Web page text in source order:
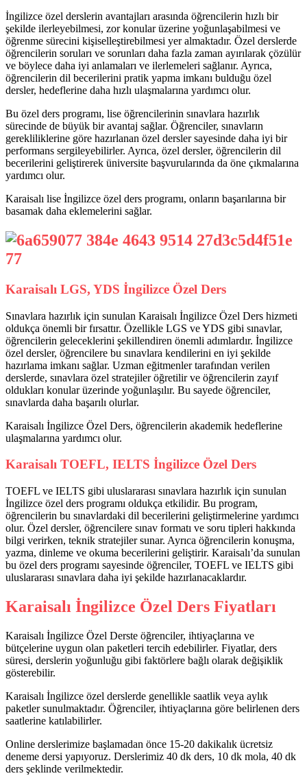
İngilizce özel derslerin avantajları arasında öğrencilerin hızlı bir
şekilde ilerleyebilmesi, zor konular üzerine yoğunlaşabilmesi ve
öğrenme sürecini kişiselleştirebilmesi yer almaktadır. Özel derslerde
öğrencilerin soruları ve sorunları daha fazla zaman ayırılarak çözülür
ve böylece daha iyi anlamaları ve ilerlemeleri sağlanır. Ayrıca,
öğrencilerin dil becerilerini pratik yapma imkanı bulduğu özel
dersler, hedeflerine daha hızlı ulaşmalarına yardımcı olur.
Bu özel ders programı, lise öğrencilerinin sınavlara hazırlık
sürecinde de büyük bir avantaj sağlar. Öğrenciler, sınavların
gerekliliklerine göre hazırlanan özel dersler sayesinde daha iyi bir
performans sergileyebilirler. Ayrıca, özel dersler, öğrencilerin dil
becerilerini geliştirerek üniversite başvurularında da öne çıkmalarına
yardımcı olur.
Karaisalı lise İngilizce özel ders programı, onların başarılarına bir
basamak daha eklemelerini sağlar.
Karaisalı LGS, YDS İngilizce Özel Ders
Sınavlara hazırlık için sunulan Karaisalı İngilizce Özel Ders hizmeti
oldukça önemli bir fırsattır. Özellikle LGS ve YDS gibi sınavlar,
öğrencilerin geleceklerini şekillendiren önemli adımlardır. İngilizce
özel dersler, öğrencilere bu sınavlara kendilerini en iyi şekilde
hazırlama imkanı sağlar. Uzman eğitmenler tarafından verilen
derslerde, sınavlara özel stratejiler öğretilir ve öğrencilerin zayıf
oldukları konular üzerinde yoğunlaşılır. Bu sayede öğrenciler,
sınavlarda daha başarılı olurlar.
Karaisalı İngilizce Özel Ders, öğrencilerin akademik hedeflerine
ulaşmalarına yardımcı olur.
Karaisalı TOEFL, IELTS İngilizce Özel Ders
TOEFL ve IELTS gibi uluslararası sınavlara hazırlık için sunulan
İngilizce özel ders programı oldukça etkilidir. Bu program,
öğrencilerin bu sınavlardaki dil becerilerini geliştirmelerine yardımcı
olur. Özel dersler, öğrencilere sınav formatı ve soru tipleri hakkında
bilgi verirken, teknik stratejiler sunar. Ayrıca öğrencilerin konuşma,
yazma, dinleme ve okuma becerilerini geliştirir. Karaisalı’da sunulan
bu özel ders programı sayesinde öğrenciler, TOEFL ve IELTS gibi
uluslararası sınavlara daha iyi şekilde hazırlanacaklardır.
Karaisalı İngilizce Özel Ders Fiyatları
Karaisalı İngilizce Özel Derste öğrenciler, ihtiyaçlarına ve
bütçelerine uygun olan paketleri tercih edebilirler. Fiyatlar, ders
süresi, derslerin yoğunluğu gibi faktörlere bağlı olarak değişiklik
gösterebilir.
Karaisalı İngilizce özel derslerde genellikle saatlik veya aylık
paketler sunulmaktadır. Öğrenciler, ihtiyaçlarına göre belirlenen ders
saatlerine katılabilirler.
Online derslerimize başlamadan önce 15-20 dakikalık ücretsiz
deneme dersi yapıyoruz. Derslerimiz 40 dk ders, 10 dk mola, 40 dk
ders şeklinde verilmektedir.